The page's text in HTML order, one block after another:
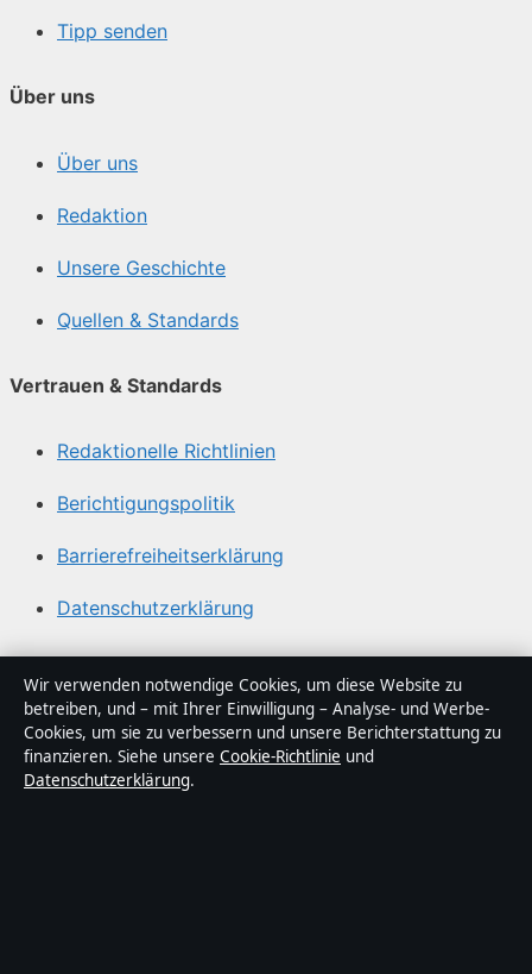
Tipp senden
Über uns
Über uns
Redaktion
Unsere Geschichte
Quellen & Standards
Vertrauen & Standards
Redaktionelle Richtlinien
Berichtigungspolitik
Barrierefreiheitserklärung
Datenschutzerklärung
Über Sachstruktur in Kürze
Sachstruktur ist ein unabhängiger digitaler
Nachrichtenanbieter mit Fokus auf Politik, Wirtschaft,
Technik und Gesellschaft in Deutschland. Jeder Artikel
Wir verwenden notwendige Cookies, um diese Website zu
betreiben, und – mit Ihrer Einwilligung – Analyse- und Werbe-
Cookies, um sie zu verbessern und unsere Berichterstattung zu
finanzieren. Siehe unsere Cookie-Richtlinie und
Datenschutzerklärung.